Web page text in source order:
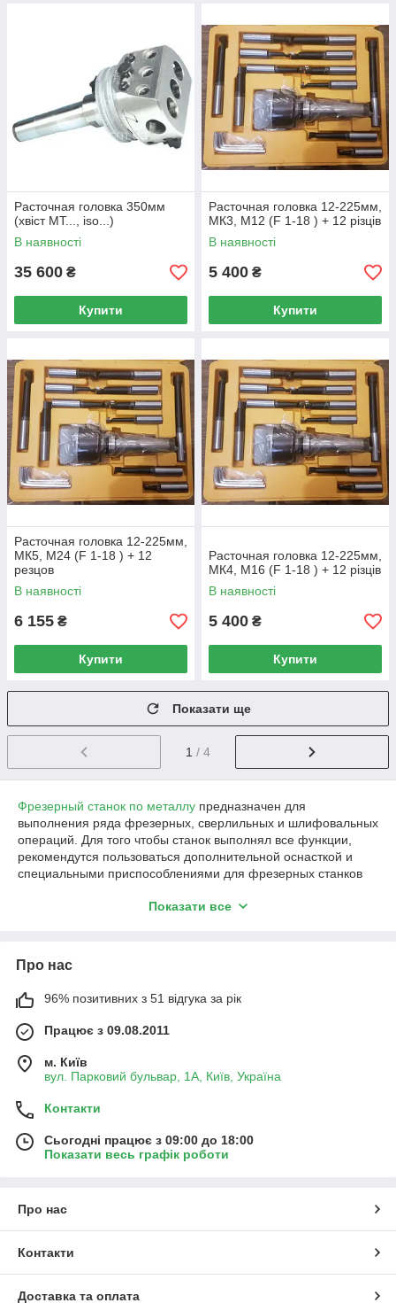
Расточная головка 350мм
(хвіст МТ..., iso...)
В наявності
35 600 ₴
Купити
Расточная головка 12-225мм,
МК3, М12 (F 1-18 ) + 12 різців
В наявності
5 400 ₴
Купити
Расточная головка 12-225мм,
MК5, М24 (F 1-18 ) + 12
резцов
В наявності
6 155 ₴
Купити
Расточная головка 12-225мм,
МК4, М16 (F 1-18 ) + 12 різців
В наявності
5 400 ₴
Купити
Показати ще
1 / 4
Фрезерный станок по металлу предназначен для
выполнения ряда фрезерных, сверлильных и шлифовальных
операций. Для того чтобы станок выполнял все функции,
рекомендутся пользоваться дополнительной оснасткой и
специальными приспособлениями для фрезерных станков
тиски и крестовинные столы
оправки, комплекты прихватов
станков по металлу
В интернет магазине
консультацию по выбору токарного станка по металлу и
дополнительной оснастки, а также можете купить
Показати все
Про нас
96% позитивних з 51 відгука за рік
Працює з 09.08.2011
м. Київ
вул. Парковий бульвар, 1А, Київ, Україна
Контакти
Сьогодні працює з 09:00 до 18:00
Показати весь графік роботи
Про нас
Контакти
Доставка та оплата